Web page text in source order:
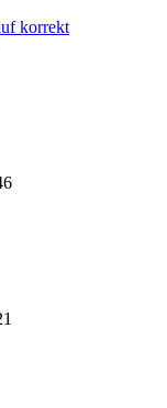
korrekt